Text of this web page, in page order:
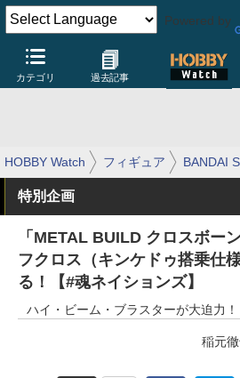
Powered by
カテゴリ 過去記事
HOBBY Watch フィギュア BANDAI
特別企画
「METAL BUILD クロスボー
フクロス（キンケドゥ搭乗仕
る！【#魂ネイションズ】
ハイ・ビーム・ブラスターが大迫力！
稲元